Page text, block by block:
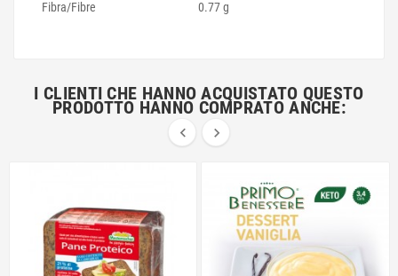
Fibra/Fibre 0.77 g
I CLIENTI CHE HANNO ACQUISTATO QUESTO
PRODOTTO HANNO COMPRATO ANCHE:
 